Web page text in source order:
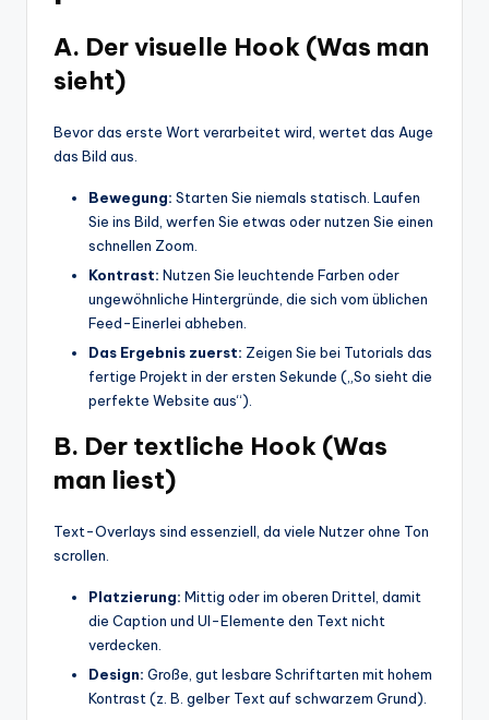
A. Der visuelle Hook (Was man
sieht)
Bevor das erste Wort verarbeitet wird, wertet das Auge
das Bild aus.
Bewegung: Starten Sie niemals statisch. Laufen
Sie ins Bild, werfen Sie etwas oder nutzen Sie einen
schnellen Zoom.
Kontrast: Nutzen Sie leuchtende Farben oder
ungewöhnliche Hintergründe, die sich vom üblichen
Feed-Einerlei abheben.
Das Ergebnis zuerst: Zeigen Sie bei Tutorials das
fertige Projekt in der ersten Sekunde („So sieht die
perfekte Website aus“).
B. Der textliche Hook (Was
man liest)
Text-Overlays sind essenziell, da viele Nutzer ohne Ton
scrollen.
Platzierung: Mittig oder im oberen Drittel, damit
die Caption und UI-Elemente den Text nicht
verdecken.
Design: Große, gut lesbare Schriftarten mit hohem
Kontrast (z. B. gelber Text auf schwarzem Grund).